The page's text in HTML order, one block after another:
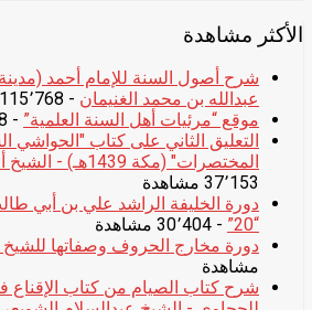
الأكثر مشاهدة
عبدالله بن محمد الغنيمان - 115٬768 مشاهدة
موقع “مرئيات أهل السنة العلمية” - 46٬828 مشاهدة
التعليق الثاني على كتاب "الحواشي
المختصرات" (مكة 1439هـ) - الشيخ أحمد بن ناصر ا...
37٬153 مشاهدة
دورة الخليفة الراشد علي بن أبي
“20”
- 30٬404 مشاهدة
دورة مخارج الحروف وصفاتها للشيخ
مشاهدة
شرح كتاب الصيام من كتاب الإقناع